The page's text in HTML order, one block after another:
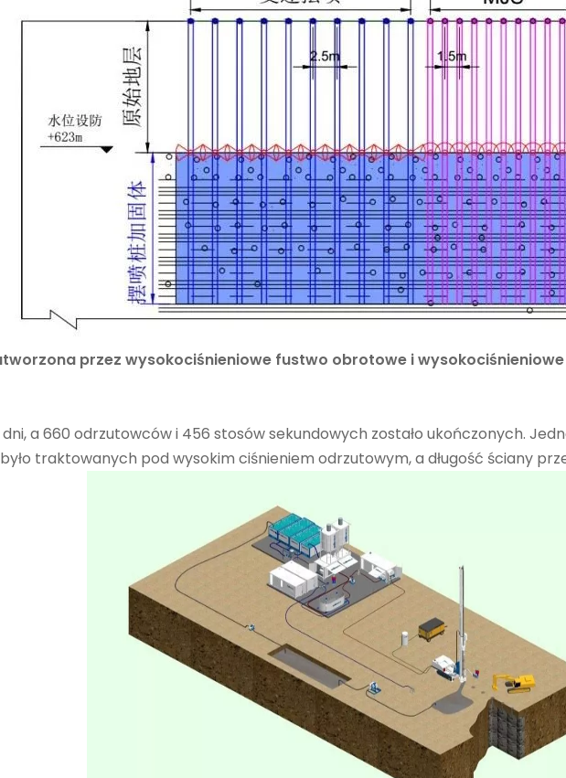
przez wysokociśnieniowe fustwo obrotowe i
dni, a 660 odrzutowców i 456 stosów sekundowych zostało ukończonych.
traktowanych pod wysokim ciśnieniem odrzutowym, a długość ściany